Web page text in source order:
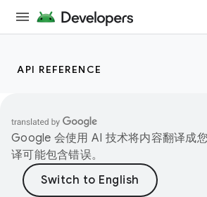
API REFERENCE
Google 会使用 AI 技术将内容翻译成
译可能包含错误。